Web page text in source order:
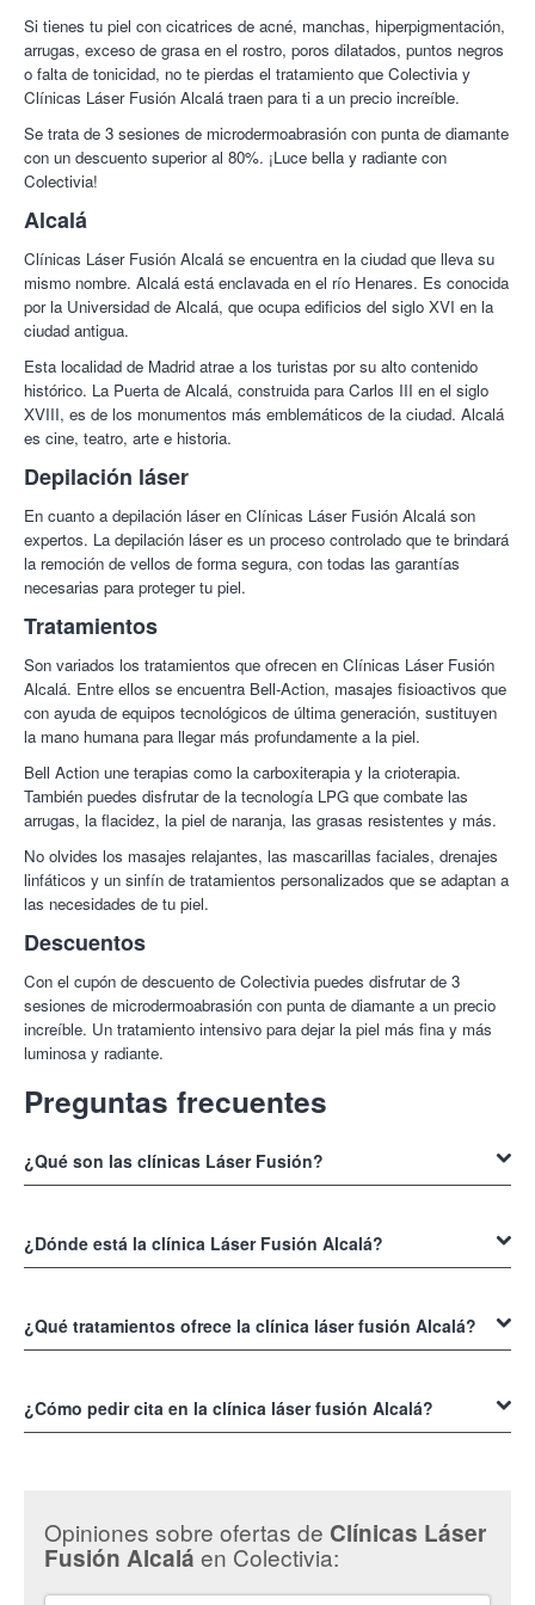
agradable momento.
¡Los mejores tratamientos para tu piel están en Colectivia!
Si tienes tu piel con cicatrices de acné, manchas, hiperpigmentación,
arrugas, exceso de grasa en el rostro, poros dilatados, puntos negros
o falta de tonicidad, no te pierdas el tratamiento que Colectivia y
Clínicas Láser Fusión Alcalá traen para ti a un precio increíble.
Se trata de 3 sesiones de microdermoabrasión con punta de diamante
con un descuento superior al 80%. ¡Luce bella y radiante con
Colectivia!
Alcalá
Clínicas Láser Fusión Alcalá se encuentra en la ciudad que lleva su
mismo nombre. Alcalá está enclavada en el río Henares. Es conocida
por la Universidad de Alcalá, que ocupa edificios del siglo XVI en la
ciudad antigua.
Esta localidad de Madrid atrae a los turistas por su alto contenido
histórico. La Puerta de Alcalá, construida para Carlos III en el siglo
XVIII, es de los monumentos más emblemáticos de la ciudad. Alcalá
es cine, teatro, arte e historia.
Depilación láser
En cuanto a depilación láser en Clínicas Láser Fusión Alcalá son
expertos. La depilación láser es un proceso controlado que te brindará
la remoción de vellos de forma segura, con todas las garantías
necesarias para proteger tu piel.
Tratamientos
Son variados los tratamientos que ofrecen en Clínicas Láser Fusión
Alcalá. Entre ellos se encuentra Bell-Action, masajes fisioactivos que
con ayuda de equipos tecnológicos de última generación, sustituyen
la mano humana para llegar más profundamente a la piel.
Bell Action une terapias como la carboxiterapia y la crioterapia.
También puedes disfrutar de la tecnología LPG que combate las
arrugas, la flacidez, la piel de naranja, las grasas resistentes y más.
No olvides los masajes relajantes, las mascarillas faciales, drenajes
linfáticos y un sinfín de tratamientos personalizados que se adaptan a
las necesidades de tu piel.
Descuentos
Con el cupón de descuento de Colectivia puedes disfrutar de 3
sesiones de microdermoabrasión con punta de diamante a un precio
increíble. Un tratamiento intensivo para dejar la piel más fina y más
luminosa y radiante.
Preguntas frecuentes
¿Qué son las clínicas Láser Fusión?
piel y tratamientos estéticos.
¿Dónde está la clínica Láser Fusión Alcalá?
Madrid.
¿Qué tratamientos ofrece la clínica láser fusión Alcalá?
láser, rejuvenecimiento facial, mascarillas y más. Todo lo que
necesitas para revitalizar tu piel en lasClínicas Láser Fusión Alcalá.
¿Cómo pedir cita en la clínica láser fusión Alcalá?
Opiniones sobre ofertas de Clínicas Láser
Fusión Alcalá en Colectivia: